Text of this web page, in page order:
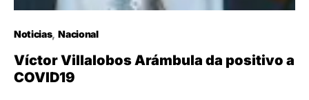
Noticias Nacional
Víctor Villalobos Arámbula da positivo a
COVID19